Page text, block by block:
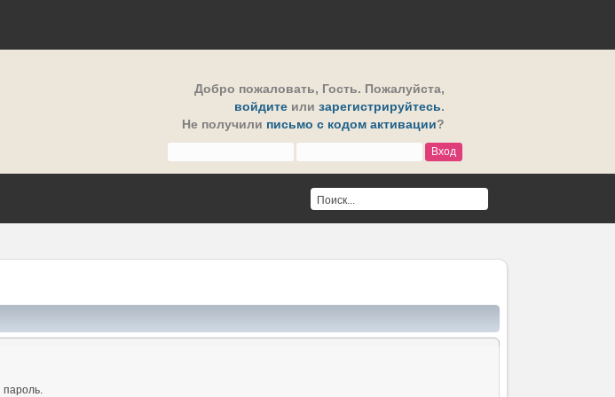
Добро пожаловать, Гость. Пожалуйста,
войдите или зарегистрируйтесь.
Не получили письмо с кодом активации?
пароль.